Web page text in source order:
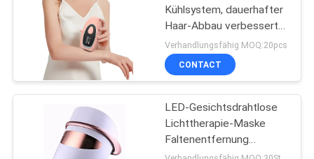
VERBINDUNG
FORDERN
HIFU-/RFantifalte
11
Kühlsystem, dauerhafter
Haar-Abbau verbesserte
zu 400.000 Blitzen Gerät
für Frauen und Männer
Verhandlungsfähig MOQ:20pcs
CONTACT
LED-Gesichtsdrahtlose
Lichttherapie-Maske
Faltenentfernung
Gesichts-SPA